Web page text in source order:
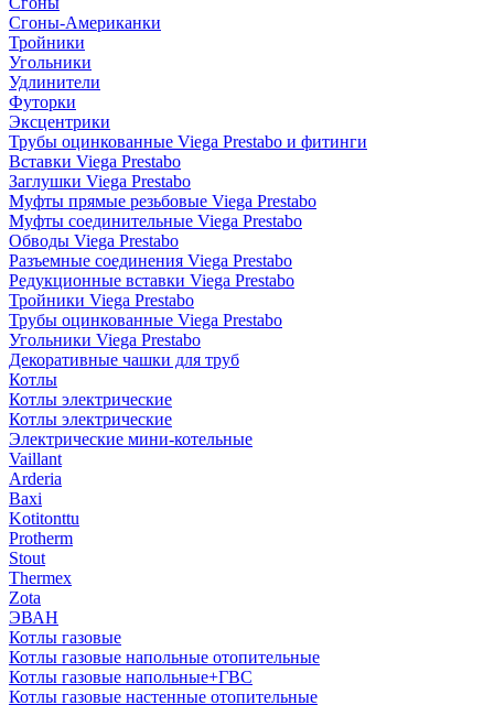
Сгоны-Американки
Тройники
Угольники
Удлинители
Футорки
Эксцентрики
Трубы оцинкованные Viega Prestabo и фитинги
Вставки Viega Prestabo
Заглушки Viega Prestabo
Муфты прямые резьбовые Viega Prestabo
Муфты соединительные Viega Prestabo
Обводы Viega Prestabo
Разъемные соединения Viega Prestabo
Редукционные вставки Viega Prestabo
Тройники Viega Prestabo
Трубы оцинкованные Viega Prestabo
Угольники Viega Prestabo
Декоративные чашки для труб
Котлы
Котлы электрические
Котлы электрические
Электрические мини-котельные
Vaillant
Arderia
Baxi
Kotitonttu
Protherm
Stout
Thermex
Zota
ЭВАН
Котлы газовые
Котлы газовые напольные отопительные
Котлы газовые напольные+ГВС
Котлы газовые настенные отопительные